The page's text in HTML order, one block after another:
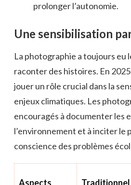
prolonger l’autonomie.
Une sensibilisation
La photographie a toujours eu
raconter des histoires. En
jouer un rôle crucial dans la
enjeux climatiques. Les
encouragés à documenter les
l’environnement et à inciter le
conscience des problèmes
Aspects Traditionnel